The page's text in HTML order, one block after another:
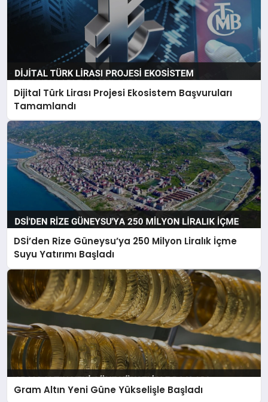
Dijital Türk Lirası Projesi Ekosistem Başvuruları
Tamamlandı
DSİ’den Rize Güneysu’ya 250 Milyon Liralık İçme
Suyu Yatırımı Başladı
Gram Altın Yeni Güne Yükselişle Başladı